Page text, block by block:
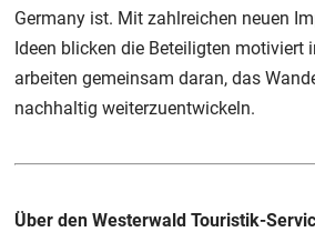
Germany ist. Mit zahlreichen neuen
Ideen blicken die Beteiligten motiviert
arbeiten gemeinsam daran, das
nachhaltig weiterzuentwickeln.
Über den Westerwald Touristik-